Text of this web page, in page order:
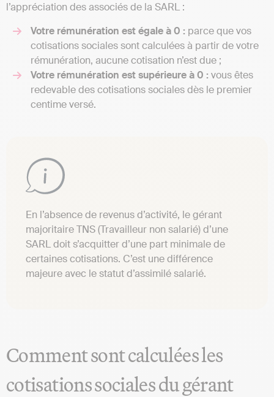
l’appréciation des associés de la SARL :
Votre rémunération est égale à 0 : parce que vos
cotisations sociales sont calculées à partir de votre
rémunération, aucune cotisation n’est due ;
Votre rémunération est supérieure à 0 : vous êtes
redevable des cotisations sociales dès le premier
centime versé.
En l’absence de revenus d’activité, le gérant
majoritaire TNS (Travailleur non salarié) d’une
SARL doit s’acquitter d’une part minimale de
certaines cotisations. C’est une différence
majeure avec le statut d’assimilé salarié.
Comment sont calculées les
cotisations sociales du gérant